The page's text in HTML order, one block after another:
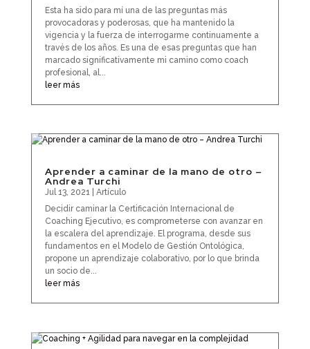
Esta ha sido para mí una de las preguntas más
provocadoras y poderosas, que ha mantenido la
vigencia y la fuerza de interrogarme continuamente a
través de los años. Es una de esas preguntas que han
marcado significativamente mi camino como coach
profesional, al...
leer más
Aprender a caminar de la mano de otro –
Andrea Turchi
Jul 13, 2021
Artículo
Decidir caminar la Certificación Internacional de
Coaching Ejecutivo, es comprometerse con avanzar en
la escalera del aprendizaje. El programa, desde sus
fundamentos en el Modelo de Gestión Ontológica,
propone un aprendizaje colaborativo, por lo que brinda
un socio de...
leer más